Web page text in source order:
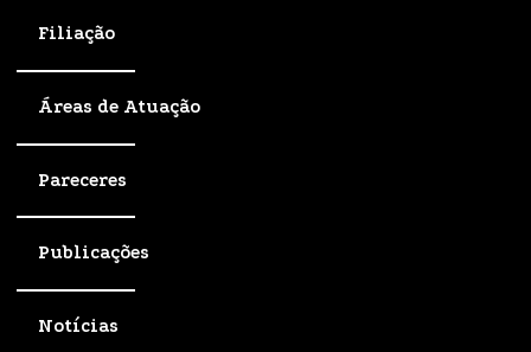
Filiação
Áreas de Atuação
Pareceres
Publicações
Notícias